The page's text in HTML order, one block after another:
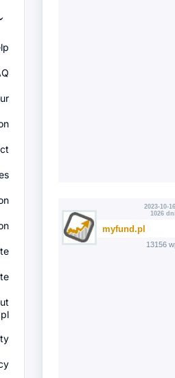
2023-10-
1026
myfund.pl
13156